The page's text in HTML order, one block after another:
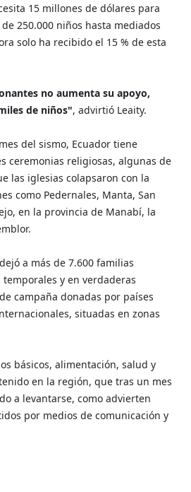
15 millones de dólares para
250.000 niños hasta mediados
solo ha recibido el 15 % de esta
no aumenta su apoyo,
de niños", advirtió Leaity.
del sismo, Ecuador tiene
ceremonias religiosas, algunas de
las iglesias colapsaron con la
como Pedernales, Manta, San
en la provincia de Manabí, la
a más de 7.600 familias
y en verdaderas
campaña donadas por países
situadas en zonas
básicos, alimentación, salud y
en la región, que tras un mes
a levantarse, como advierten
por medios de comunicación y